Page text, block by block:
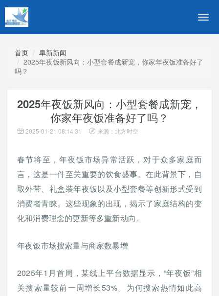
切
导
首页
阜新新闻
2025年夜饭新风向：小型套餐成新宠，你家年夜饭准备好了
吗？
2025年夜饭新风向：小型套餐成新宠，
你家年夜饭准备好了吗？
2025-01-21 08:14:31 来源：北方时空
春节将至，年夜饭市场异常活跃，对于众多家庭而
言，这是一件至关重要的饮食盛事。在此背景下，自
取外带、礼盒装年夜饭以及小型套餐等创新形式受到
消费者青睐。这些现象的出现，揭示了家庭结构的变
化和消费理念的更新等多重新动向。
年夜饭市场搜索量与商家数暴增
2025年1月首周，某线上平台数据显示，“年夜饭”相
关搜索量较前一周增长53%。为何搜索热情如此高